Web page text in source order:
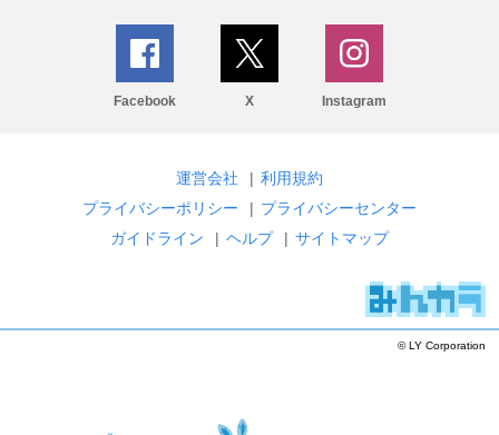
Facebook X Instagram
運営会社 | 利用規約
プライバシーポリシー
| プライバシーセンター
ガイドライン
| ヘルプ | サイトマップ
© LY Corporation